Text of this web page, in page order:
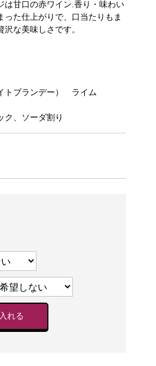
は甘口の赤ワイン.香り・味わい
た仕上がりで、口当たりもま
な美味しさです。
トブランデー） ライム
ク、ソーダ割り